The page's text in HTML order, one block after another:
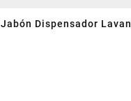
Jabón Dispensador